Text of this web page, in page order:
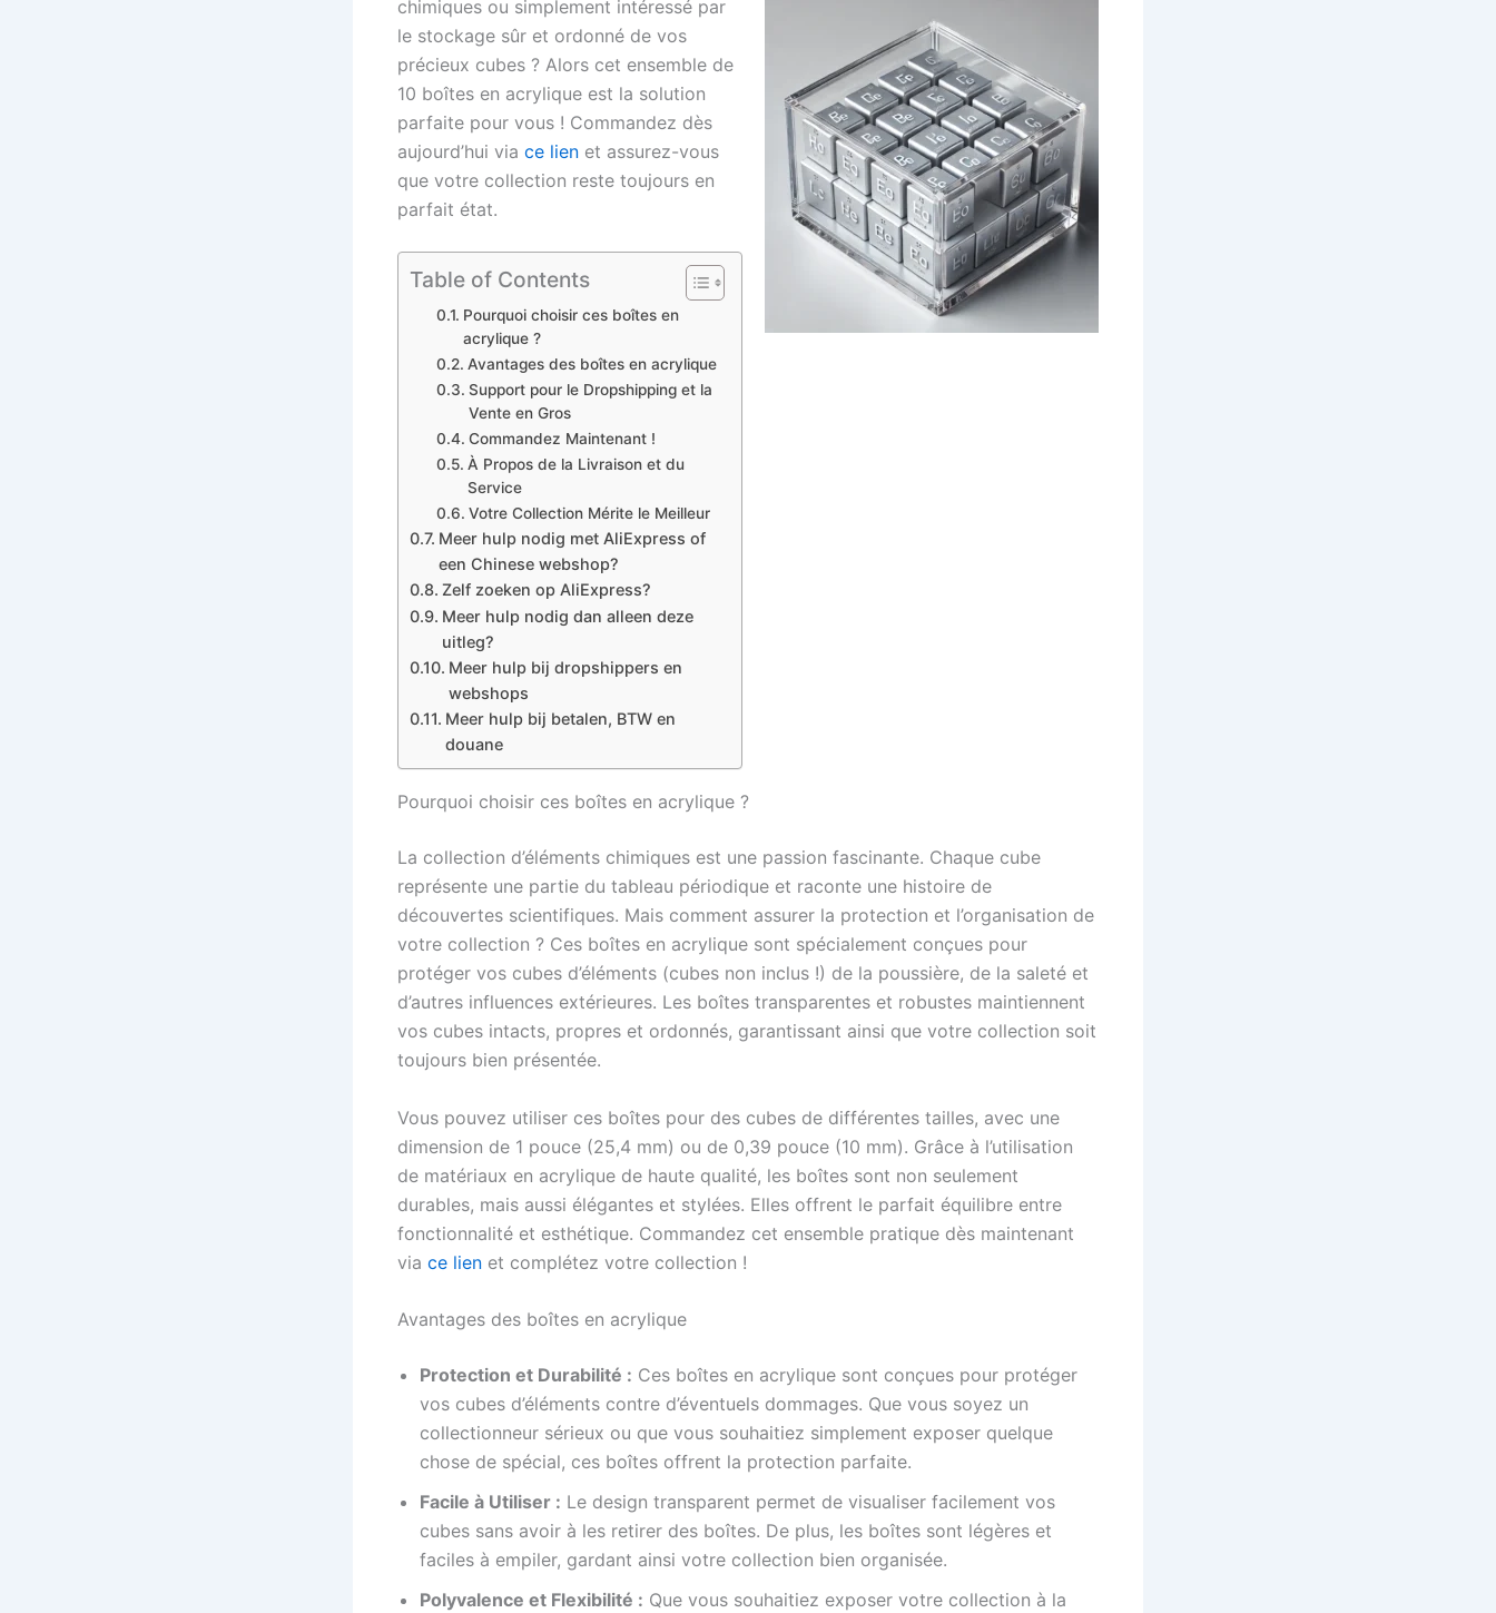
chimiques ou simplement intéressé par
le stockage sûr et ordonné de vos
précieux cubes ? Alors cet ensemble de
10 boîtes en acrylique est la solution
parfaite pour vous ! Commandez dès
aujourd’hui via ce lien et assurez-vous
que votre collection reste toujours en
parfait état.
Table of Contents
Pourquoi choisir ces boîtes en
acrylique ?
Avantages des boîtes en acrylique
Support pour le Dropshipping et la
Vente en Gros
Commandez Maintenant !
À Propos de la Livraison et du
Service
Votre Collection Mérite le Meilleur
Meer hulp nodig met AliExpress of
een Chinese webshop?
Zelf zoeken op AliExpress?
Meer hulp nodig dan alleen deze
uitleg?
Meer hulp bij dropshippers en
webshops
Meer hulp bij betalen, BTW en
douane
Pourquoi choisir ces boîtes en acrylique ?
La collection d’éléments chimiques est une passion fascinante. Chaque cube
représente une partie du tableau périodique et raconte une histoire de
découvertes scientifiques. Mais comment assurer la protection et l’organisation de
votre collection ? Ces boîtes en acrylique sont spécialement conçues pour
protéger vos cubes d’éléments (cubes non inclus !) de la poussière, de la saleté et
d’autres influences extérieures. Les boîtes transparentes et robustes maintiennent
vos cubes intacts, propres et ordonnés, garantissant ainsi que votre collection soit
toujours bien présentée.
Vous pouvez utiliser ces boîtes pour des cubes de différentes tailles, avec une
dimension de 1 pouce (25,4 mm) ou de 0,39 pouce (10 mm). Grâce à l’utilisation
de matériaux en acrylique de haute qualité, les boîtes sont non seulement
durables, mais aussi élégantes et stylées. Elles offrent le parfait équilibre entre
fonctionnalité et esthétique. Commandez cet ensemble pratique dès maintenant
via ce lien et complétez votre collection !
Avantages des boîtes en acrylique
Protection et Durabilité : Ces boîtes en acrylique sont conçues pour protéger
vos cubes d’éléments contre d’éventuels dommages. Que vous soyez un
collectionneur sérieux ou que vous souhaitiez simplement exposer quelque
chose de spécial, ces boîtes offrent la protection parfaite.
Facile à Utiliser : Le design transparent permet de visualiser facilement vos
cubes sans avoir à les retirer des boîtes. De plus, les boîtes sont légères et
faciles à empiler, gardant ainsi votre collection bien organisée.
Polyvalence et Flexibilité : Que vous souhaitiez exposer votre collection à la